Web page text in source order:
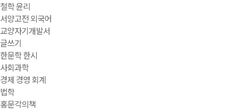
철학 윤리
서양고전 외국어
교양자기개발서
글쓰기
한문학 한시
사회과학
경제 경영 회계
법학
홍문각의책